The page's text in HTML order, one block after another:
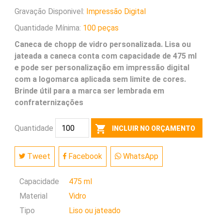
Gravação Disponivel: Impressão Digital
Quantidade Mínima: 100 peças
Caneca de chopp de vidro personalizada. Lisa ou
jateada a caneca conta com capacidade de 475 ml
e pode ser personalização em impressão digital
com a logomarca aplicada sem limite de cores.
Brinde útil para a marca ser lembrada em
confraternizações
Quantidade shopping_cart INCLUIR NO ORÇAMENTO
Tweet Facebook WhatsApp
Capacidade
475 ml
Material
Vidro
Tipo
Liso ou jateado